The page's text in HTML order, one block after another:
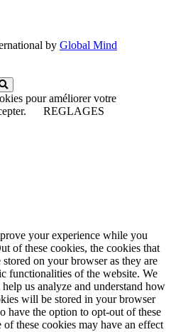
by Global Mind
pour améliorer votre
REGLAGES
your experience while you
of these cookies, the cookies that
stored on your browser as they are
functionalities of the website. We
us analyze and understand how
will be stored in your browser
have the option to opt-out of these
these cookies may have an effect